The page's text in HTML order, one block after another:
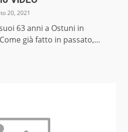
20, 2021
63 anni a Ostuni in
già fatto in passato,...